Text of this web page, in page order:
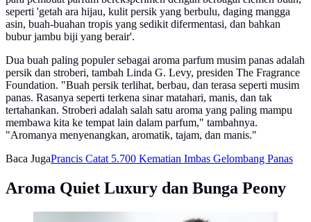
seperti 'getah ara hijau, kulit persik yang berbulu, daging mangga
asin, buah-buahan tropis yang sedikit difermentasi, dan bahkan
bubur jambu biji yang berair'.
Dua buah paling populer sebagai aroma parfum musim panas adalah
persik dan stroberi, tambah Linda G. Levy, presiden The Fragrance
Foundation. "Buah persik terlihat, berbau, dan terasa seperti musim
panas. Rasanya seperti terkena sinar matahari, manis, dan tak
tertahankan. Stroberi adalah salah satu aroma yang paling mampu
membawa kita ke tempat lain dalam parfum," tambahnya.
"Aromanya menyenangkan, aromatik, tajam, dan manis."
Baca JugaPrancis Catat 5.700 Kematian Imbas Gelombang Panas
Aroma Quiet Luxury dan Bunga Peony